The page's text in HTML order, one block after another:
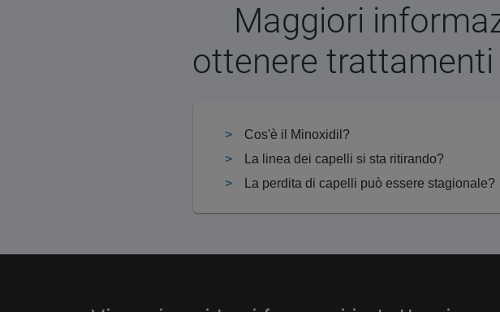
Maggiori
ottenere
Cos'è il Minoxidil?
La linea dei capelli si sta ritirando?
La perdita di capelli può essere stagionale?